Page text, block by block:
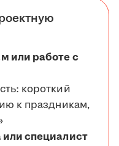
или работе с
короткий
к праздникам,
специалист